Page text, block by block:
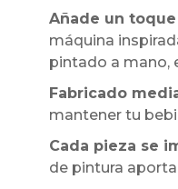
Añade un
máquina
pintado a mano,
Fabricado
mantener tu
Cada pieza se
de pintura